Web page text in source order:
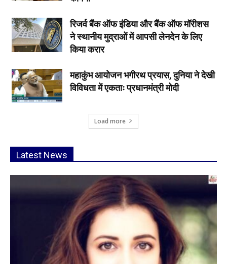
रिजर्व बैंक ऑफ इंडिया और बैंक ऑफ मॉरीशस
ने स्थानीय मुद्राओं में आपसी लेनदेन के लिए
किया करार
महाकुंभ आयोजन भगीरथ प्रयास, दुनिया ने देखी
विविधता में एकताः प्रधानमंत्री मोदी
Load more
Latest News